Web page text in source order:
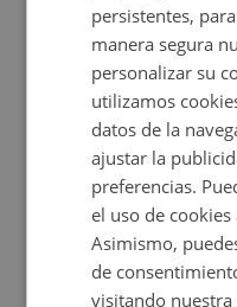
Impuestos no incluidos
328.000€
persistentes,
manera segura
personalizar su
utilizamos
datos de la
ajustar la
preferencias.
el uso de
Asimismo,
de
visitando nuestra